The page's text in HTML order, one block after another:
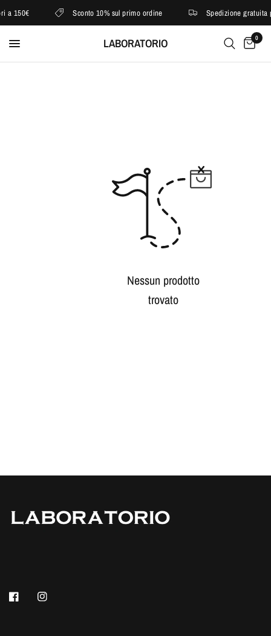
a 150€ Sconto 10% sul primo ordine Spedizione gratuita
LABORATORIO 0
Nessun prodotto
trovato